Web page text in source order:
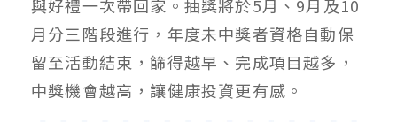
與好禮一次帶回家。抽獎將於5月、9月及10
月分三階段進行，年度未中獎者資格自動保
留至活動結束，篩得越早、完成項目越多，
中獎機會越高，讓健康投資更有感。